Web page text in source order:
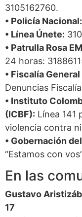
3105162760.
• Policía Nacional:
• Línea Únete:
• Patrulla Rosa
24 horas:
• Fiscalía
Denuncias
• Instituto
(ICBF): Línea 141
violencia contra
• Gobernación
“Estamos con
En las
Gustavo
17